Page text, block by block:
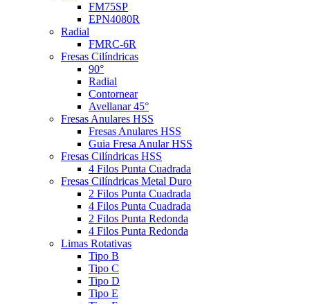
FM75SP
EPN4080R
Radial
FMRC-6R
Fresas Cilíndricas
90°
Radial
Contornear
Avellanar 45°
Fresas Anulares HSS
Fresas Anulares HSS
Guia Fresa Anular HSS
Fresas Cilíndricas HSS
4 Filos Punta Cuadrada
Fresas Cilíndricas Metal Duro
2 Filos Punta Cuadrada
4 Filos Punta Cuadrada
2 Filos Punta Redonda
4 Filos Punta Redonda
Limas Rotativas
Tipo B
Tipo C
Tipo D
Tipo E